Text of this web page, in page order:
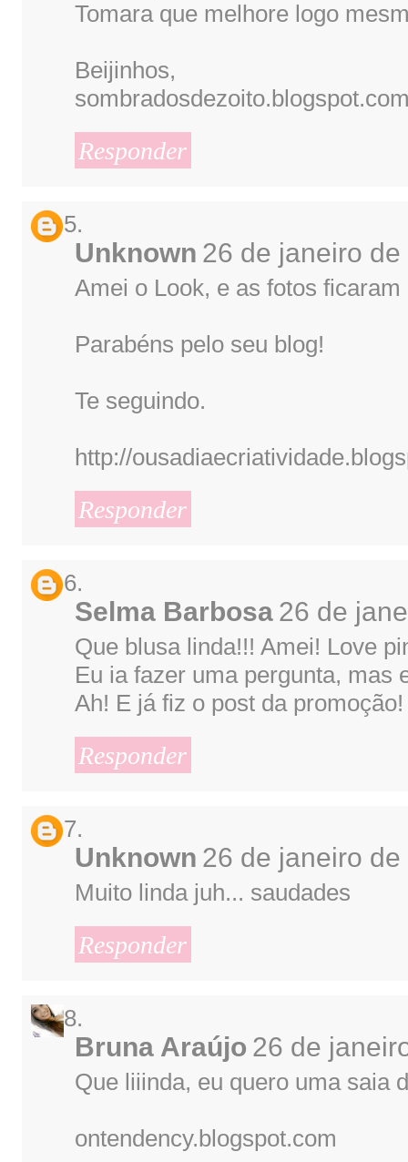
Tomara que melhore logo
Beijinhos,
Responder
Unknown 26 de janeiro
Amei o Look, e as fotos ficaram
Parabéns pelo seu blog!
Te seguindo.
http://
Responder
Selma Barbosa 26 de
Que blusa linda!!! Amei! Love
Eu ia fazer uma pergunta, mas
Ah! E já fiz o post da
Responder
Unknown 26 de janeiro
Muito linda juh... saudades
Responder
Bruna Araújo 26 de
Que liiinda, eu quero uma saia
ontendency.blogspot.com